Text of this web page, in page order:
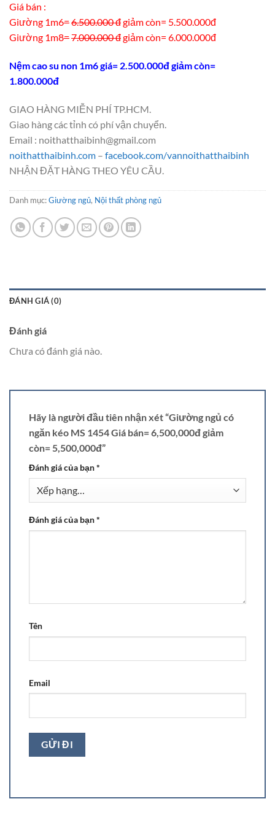
Giá bán :
Giường 1m6=6.500.000 đgiảm còn= 5.500.000đ
Giường 1m8=7.000.000 đgiảm còn= 6.000.000đ
Nệm cao su non 1m6 giá= 2.500.000đ giảm còn=
1.800.000đ
GIAO HÀNG MIỄN PHÍ TP.HCM.
Giao hàng các tỉnh có phí vận chuyển.
Email : noithatthaibinh@gmail.com
noithatthaibinh.com – facebook.com/vannoithatthaibinh
NHẬN ĐẶT HÀNG THEO YÊU CẦU.
Danh mục:Giường ngủ, Nội thất phòng ngủ
ĐÁNH GIÁ (0)
Đánh giá
Chưa có đánh giá nào.
Hãy là người đầu tiên nhận xét “Giường ngủ có
ngăn kéo MS 1454 Giá bán= 6,500,000đ giảm
còn= 5,500,000đ”
Đánh giá của bạn*
Đánh giá của bạn*
Tên
Email